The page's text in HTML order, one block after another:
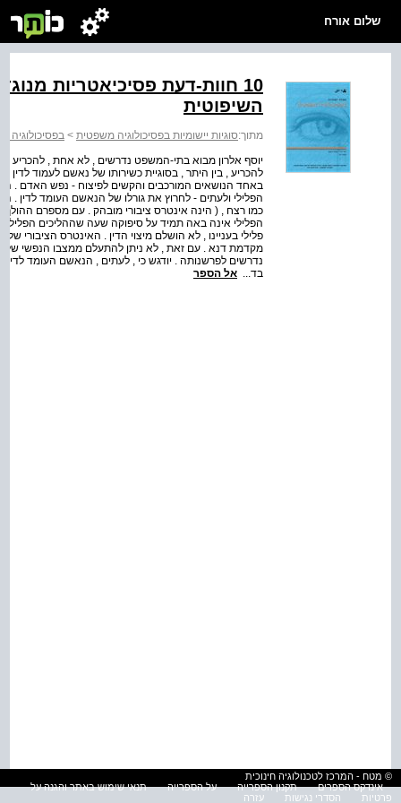
שלום אורח
10 חוות-דעת פסיכיאטריות
השיפוטית
מתוך:סוגיות יישומיות בפסיכולוגיה משפטית > בפסיכולוגיה
יוסף אלרון מבוא בתי-המשפט נדרשים , לא אחת , להכריע
להכריע , בין היתר , בסוגיית כשירותו של נאשם לעמוד לדין
באחד הנושאים המורכבים והקשים לפיצוח - נפש האדם .
הפלילי ולעתים - לחרוץ את גורלו של הנאשם העומד לדין .
כמו רצח , ( הינה אינטרס ציבורי מובהק . עם מספרם ההולך
הפלילי אינה באה תמיד על סיפוקה שעה שההליכים
פלילי בעניינו , לא הושלם מיצוי הדין . האינטרס הציבורי
מקדמת דנא . עם זאת , לא ניתן להתעלם ממצבו הנפשי של
נדרשים לפרשנותה . יודגש כי , לעתים , הנאשם העומד
בד... אל הספר
© מטח - המרכז לטכנולוגיה חינוכית
אינדקס הספרים
תקנון הספרייה על הספרייה
תנאי שימוש באתר והגנה על
פרטיות
הסדרי נגישות עזרה